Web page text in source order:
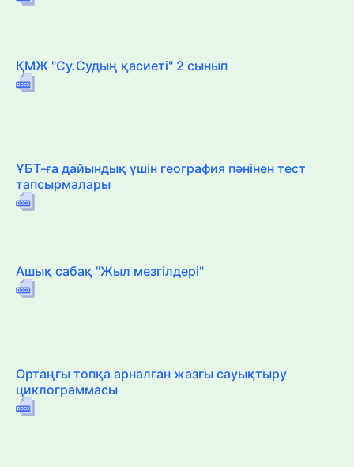
ҚМЖ "Су.Судың қасиеті" 2 сынып
ҰБТ-ға дайындық үшін география пәнінен тест
тапсырмалары
Ашық сабақ "Жыл мезгілдері"
Ортаңғы топқа арналған жазғы сауықтыру
циклограммасы